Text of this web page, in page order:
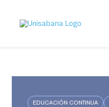
contenido
principal
EDUCACIÓN CONTINUA